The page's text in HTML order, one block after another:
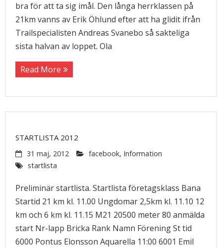
bra för att ta sig imål. Den långa herrklassen på
21km vanns av Erik Öhlund efter att ha glidit ifrån
Trailspecialisten Andreas Svanebo så sakteliga
sista halvan av loppet. Ola
Read More
STARTLISTA 2012
31 maj, 2012 facebook, Information
startlista
Preliminär startlista. Startlista företagsklass Bana
Startid 21 km kl. 11.00 Ungdomar 2,5km kl. 11.10 12
km och 6 km kl. 11.15 M21 20500 meter 80 anmälda
start Nr-lapp Bricka Rank Namn Förening St tid
6000 Pontus Elonsson Aquarella 11:00 6001 Emil